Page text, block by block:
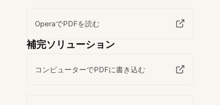
OperaでPDFを読む
補完ソリューション
コンピューターでPDFに書き込む